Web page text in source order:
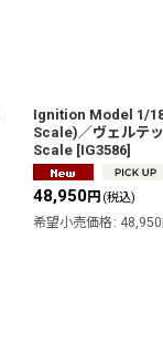
Ignition Model 1/
Scale)／ヴェルテ
Scale [IG3586]
48,950円 (税込)
希望小売価格 : 48,950